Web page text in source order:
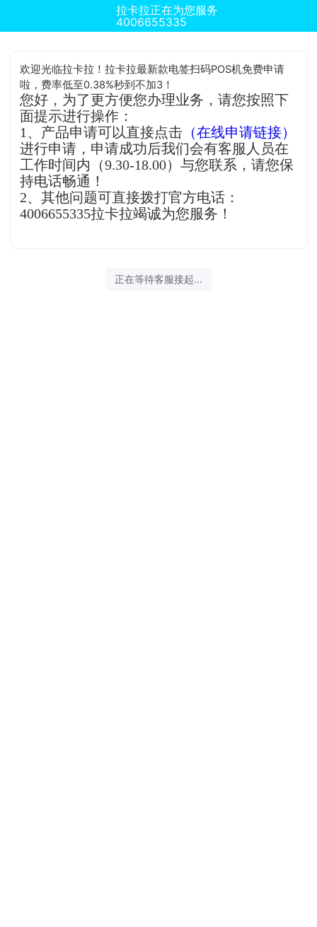
拉卡拉正在为您服务
4006655335
欢迎光临拉卡拉！拉卡拉最新款电签扫码POS机免费申请
啦，费率低至0.38%秒到不加3！
您好，为了更方便您办理业务，请您按照下
面提示进行操作：
1、产品申请可以直接点击 （在线申请链接）
进行申请，申请成功后我们会有客服人员在
工作时间内（9.30-18.00）与您联系，请您保
持电话畅通！
2、其他问题可直接拨打官方电话：
4006655335拉卡拉竭诚为您服务！
正在等待客服接起...